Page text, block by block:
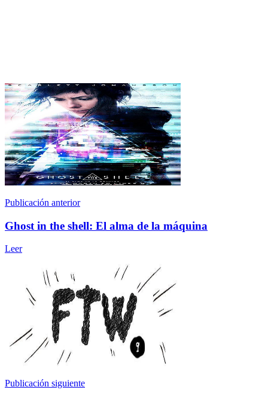
Publicación anterior
Ghost in the shell: El alma de la máquina
Leer
Publicación siguiente